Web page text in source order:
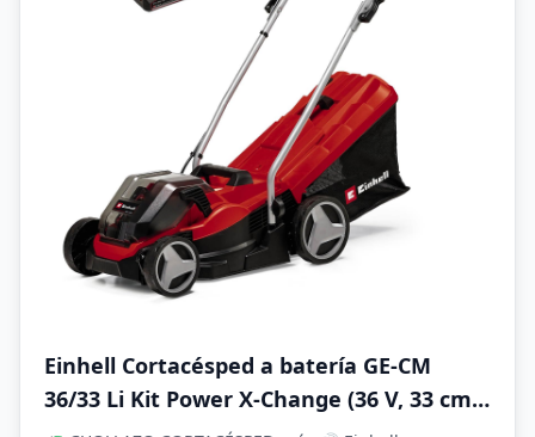
Einhell Cortacésped a batería GE-CM
36/33 Li Kit Power X-Change (36 V, 33 cm